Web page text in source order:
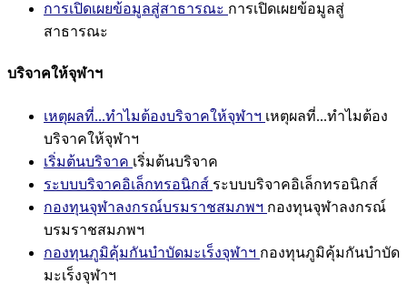
การเปิดเผยข้อมูลสู่สาธารณะ การเปิดเผยข้อมูลสู่
สาธารณะ
บริจาคให้จุฬาฯ
เหตุผลที่...ทำไมต้องบริจาคให้จุฬาฯ เหตุผลที่...ทำไมต้อง
บริจาคให้จุฬาฯ
เริ่มต้นบริจาค เริ่มต้นบริจาค
ระบบบริจาคอิเล็กทรอนิกส์ ระบบบริจาคอิเล็กทรอนิกส์
กองทุนจุฬาลงกรณ์บรมราชสมภพฯ กองทุนจุฬาลงกรณ์
บรมราชสมภพฯ
กองทุนภูมิคุ้มกันบำบัดมะเร็งจุฬาฯ กองทุนภูมิคุ้มกันบำบัด
มะเร็งจุฬาฯ